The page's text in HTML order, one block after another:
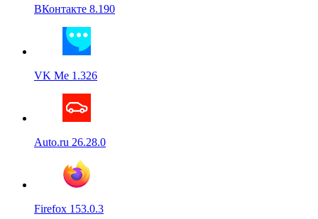
ВКонтакте 8.190
VK Me 1.326
Auto.ru 26.28.0
Firefox 153.0.3